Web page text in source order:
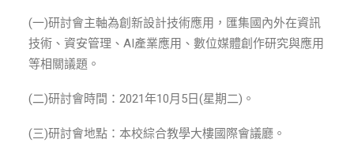
ENGLISH
(一)研討會主軸為創新設計技術應用，匯集國內外在資訊
技術、資安管理、AI產業應用、數位媒體創作研究與應用
等相關議題。
(二)研討會時間：2021年10月5日(星期二)。
(三)研討會地點：本校綜合教學大樓國際會議廳。